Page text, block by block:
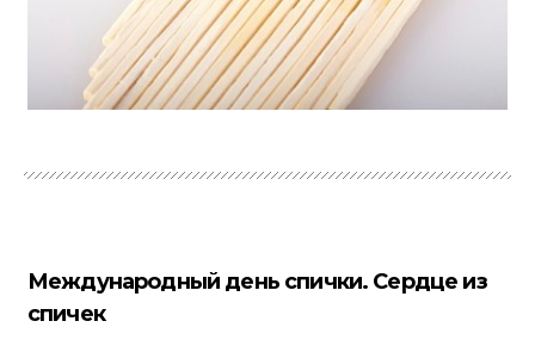
Международный день спички. Сердце из
спичек